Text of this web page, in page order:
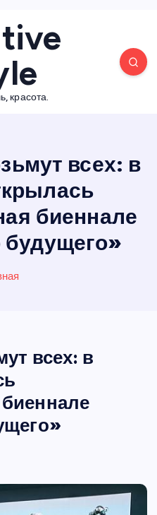
красота.
всех: в
биеннале
будущего»
всех: в